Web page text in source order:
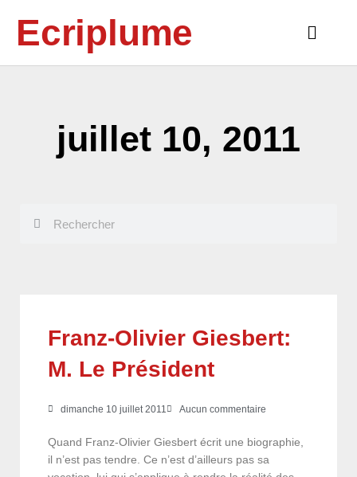
contenuEcriplume
Main
juillet 10, 2011
Franz-Olivier Giesbert:
M. Le Président
dimanche 10 juillet 2011 Aucun commentaire
Quand Franz-Olivier Giesbert écrit une biographie,
il n’est pas tendre. Ce n’est d’ailleurs pas sa